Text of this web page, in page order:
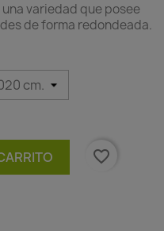
variedad que posee
de forma redondeada.
favorite_border